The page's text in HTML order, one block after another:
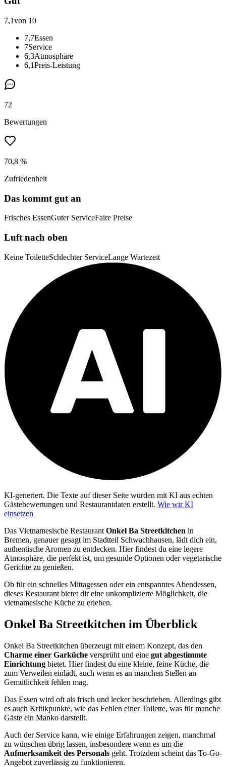
7,1von 10
7,7Essen
7Service
6,3Atmosphäre
6,1Preis-Leistung
72
Bewertungen
70,8 %
Zufriedenheit
Das kommt gut an
Frisches EssenGuter ServiceFaire Preise
Luft nach oben
Keine ToiletteSchlechter ServiceLange Wartezeit
KI-generiert. Die Texte auf dieser Seite wurden mit KI aus echten
Gästebewertungen und Restaurantdaten erstellt. Wie wir KI
einsetzen
Das Vietnamesische Restaurant Onkel Ba Streetkitchen in
Bremen, genauer gesagt im Stadtteil Schwachhausen, lädt dich ein,
authentische Aromen zu entdecken. Hier findest du eine legere
Atmosphäre, die perfekt ist, um gesunde Optionen oder vegetarische
Gerichte zu genießen.
Ob für ein schnelles Mittagessen oder ein entspanntes Abendessen,
dieses Restaurant bietet dir eine unkomplizierte Möglichkeit, die
vietnamesische Küche zu erleben.
Onkel Ba Streetkitchen im Überblick
Onkel Ba Streetkitchen überzeugt mit einem Konzept, das den
Charme einer Garküche versprüht und eine gut abgestimmte
Einrichtung bietet. Hier findest du eine kleine, feine Küche, die
zum Verweilen einlädt, auch wenn es an manchen Stellen an
Gemütlichkeit fehlen mag.
Das Essen wird oft als frisch und lecker beschrieben. Allerdings gibt
es auch Kritikpunkte, wie das Fehlen einer Toilette, was für manche
Gäste ein Manko darstellt.
Auch der Service kann, wie einige Erfahrungen zeigen, manchmal
zu wünschen übrig lassen, insbesondere wenn es um die
Aufmerksamkeit des Personals geht. Trotzdem scheint das To-Go-
Angebot zuverlässig zu funktionieren.